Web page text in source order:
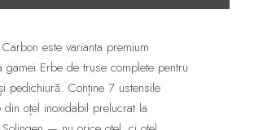
este varianta premium
gamei Erbe de truse complete pentru
pedichiură. Conține 7 ustensile
din oțel inoxidabil prelucrat la